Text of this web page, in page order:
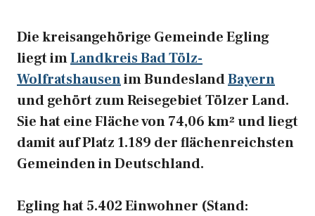
Die kreisangehörige Gemeinde Egling
liegt imLandkreis Bad Tölz-
Wolfratshausenim BundeslandBayern
und gehört zum Reisegebiet Tölzer Land.
Sie hat eine Fläche von 74,06 km² und liegt
damit auf Platz 1.189 der flächenreichsten
Gemeinden in Deutschland.
Egling hat 5.402 Einwohner (Stand: